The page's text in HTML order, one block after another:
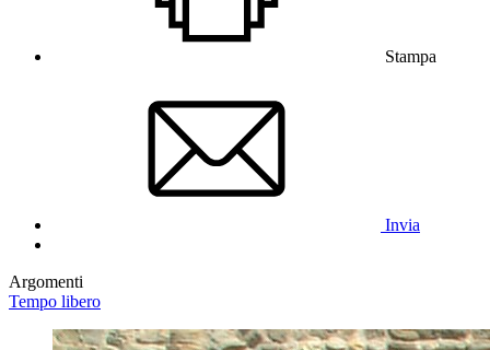
Stampa
Invia
Argomenti
Tempo libero